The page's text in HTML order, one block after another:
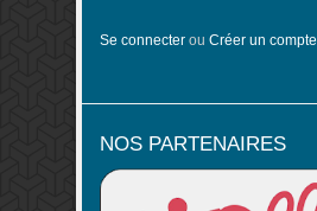
Se connecter ou Créer un compte
NOS PARTENAIRES